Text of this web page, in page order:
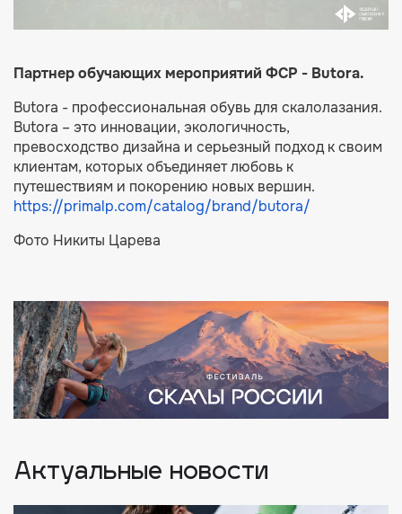
Партнер обучающих мероприятий ФСР - Butora.
Butora - профессиональная обувь для скалолазания.
Butora – это инновации, экологичность,
превосходство дизайна и серьезный подход к своим
клиентам, которых объединяет любовь к
путешествиям и покорению новых вершин.
https://primalp.com/catalog/brand/butora/
Фото Никиты Царева
Актуальные новости